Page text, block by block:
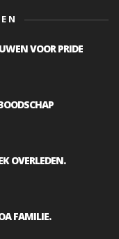
VOOR PRIDE
OVERLEDEN.
FAMILIE.